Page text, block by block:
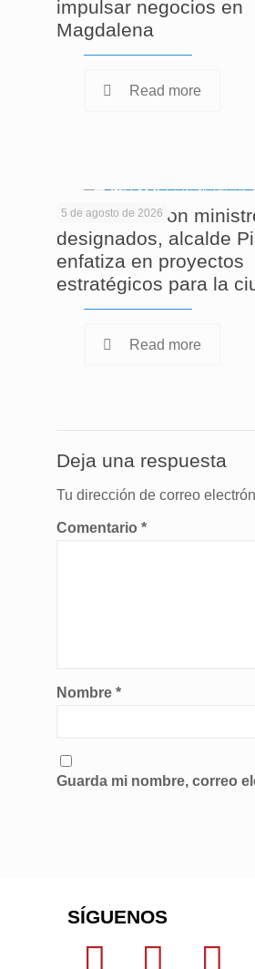
impulsar negocios en
Magdalena
Read more
5 de agosto de 2026
En reunión con
designados, alcalde
enfatiza en proyectos
estratégicos para la
Read more
Deja una respuesta
Tu dirección de correo
Comentario *
Nombre *
Guarda mi nombre, correo
SÍGUENOS